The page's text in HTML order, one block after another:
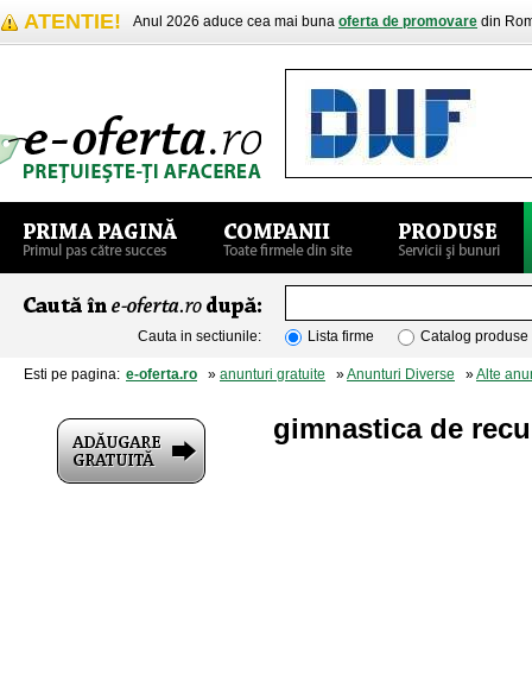
ATENTIE! Anul 2026 aduce cea mai buna oferta de promovare din
Cauta in sectiunile: Lista firme Catalog produse
Esti pe pagina: e-oferta.ro » anunturi gratuite »Anunturi Diverse »Alte
gimnastica de